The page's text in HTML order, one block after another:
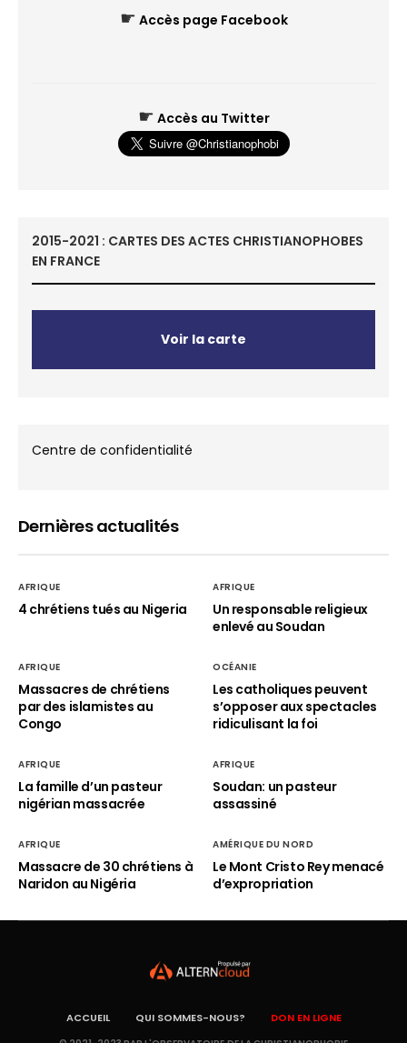
☛ Accès page Facebook
☛ Accès au Twitter
2015-2021 : CARTES DES ACTES CHRISTIANOPHOBES
EN FRANCE
Voir la carte
Centre de confidentialité
Dernières actualités
AFRIQUE
4 chrétiens tués au Nigeria
AFRIQUE
Un responsable religieux
enlevé au Soudan
AFRIQUE
Massacres de chrétiens
par des islamistes au
Congo
OCÉANIE
Les catholiques peuvent
s’opposer aux spectacles
ridiculisant la foi
AFRIQUE
La famille d’un pasteur
nigérian massacrée
AFRIQUE
Soudan: un pasteur
assassiné
AFRIQUE
Massacre de 30 chrétiens à
Naridon au Nigéria
AMÉRIQUE DU NORD
Le Mont Cristo Rey menacé
d’expropriation
ACCUEIL QUI SOMMES-NOUS? DON EN LIGNE